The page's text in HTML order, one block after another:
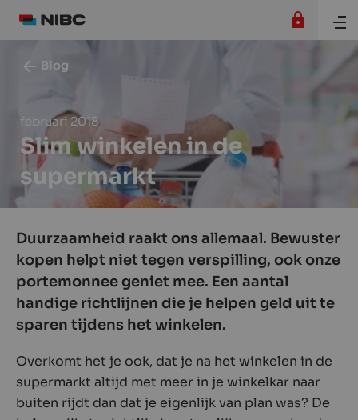
Blog
februari 2018
Slim winkelen in de
supermarkt
Duurzaamheid raakt ons allemaal. Bewuster
kopen helpt niet tegen verspilling, ook onze
portemonnee geniet mee. Een aantal
handige richtlijnen die je helpen geld uit te
sparen tijdens het winkelen.
Overkomt het je ook, dat je na het winkelen in de
supermarkt altijd met meer in je winkelkar naar
buiten rijdt dan dat je eigenlijk van plan was? De